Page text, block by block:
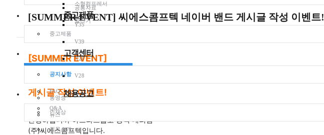
소형컴프레서
발전기
공통자료
Y35
V39
X28
V28
동영상
뉴스
중고제품
중고제품
고객센터
공지사항
FAQ
Q&A
채용공고
인재상
직무소개
[SUMMER EVENT] 씨에스콤프텍 네이버 밴드 게시글 작성 이벤트!
[SUMMER EVENT]
씨에스콤프텍 네이버밴드
게시글 작성 이벤트!
안녕하십니까 아트라스콥코 공식 대리점
(주)씨에스콤프텍입니다.